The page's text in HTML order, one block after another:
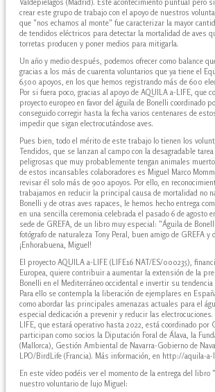
crear este grupo de trabajo con el apoyo de nuestros
que "nos echamos al monte" fue caracterizar la mayor
de tendidos eléctricos para detectar la mortalidad de aves
torretas producen y poner medios para mitigarla.
Un año y medio después, podemos ofrecer como balance
gracias a los más de cuarenta voluntarios que ya tiene el
6.500 apoyos, en los que hemos registrando más de 600
Por si fuera poco, gracias al apoyo de AQUILA a-LIFE, que
proyecto europeo en favor del águila de Bonelli coordinado
conseguido corregir hasta la fecha varios centenares de
impedir que sigan electrocutándose aves.
Pues bien, todo el mérito de este trabajo lo tienen los
Tendidos, que se lanzan al campo con la desagradable
peligrosas que muy probablemente tengan animales
de estos incansables colaboradores es Miguel Marco
revisar él solo más de 900 apoyos. Por ello, en
trabajamos en reducir la principal causa de mortalidad no
Bonelli y de otras aves rapaces, le hemos hecho entrega
en una sencilla ceremonia celebrada el pasado 6 de agosto
sede de GREFA, de un libro muy especial: "Águila de
fotógrafo de naturaleza Tony Peral, buen amigo de GREFA y
¡Enhorabuena, Miguel!
El proyecto AQUILA a-LIFE (LIFE16 NAT/ES/000235),
Europea, quiere contribuir a aumentar la extensión de la
Bonelli en el Mediterráneo occidental e invertir su tendencia
Para ello se contempla la liberación de ejemplares en
como abordar las principales amenazas actuales para el
especial dedicación a prevenir y reducir las
LIFE, que estará operativo hasta 2022, está coordinado por
participan como socios la Diputación Foral de Álava, la
(Mallorca), Gestión Ambiental de Navarra-Gobierno de
LPO/BirdLife (Francia). Más información, en http://aquila-a-
En este vídeo podéis ver el momento de la entrega del libro
nuestro voluntario de lujo Miguel: